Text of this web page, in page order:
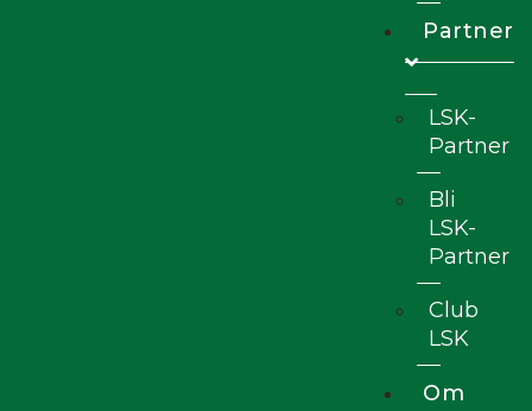
Partner
LSK-
Partner
Bli
LSK-
Partner
Club
LSK
Om